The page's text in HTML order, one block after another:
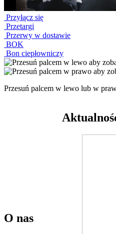
Przyłącz się
Przetargi
Przerwy w dostawie
BOK
Bon ciepłowniczy
Przesuń palcem w lewo lub w
O nas